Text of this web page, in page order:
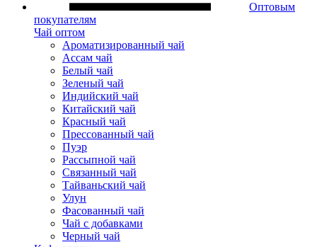
Оптовым
покупателям
Чай оптом
Ароматизированный чай
Ассам чай
Белый чай
Зеленый чай
Индийский чай
Китайский чай
Красный чай
Прессованный чай
Пуэр
Рассыпной чай
Связанный чай
Тайваньский чай
Улун
Фасованный чай
Чай с добавками
Черный чай